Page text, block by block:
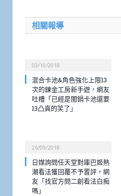
相關報導
03/10/2018
混合卡池&角色強化上限13
次的鍊金工房新手遊，網友
吐槽「已經是闇鍋卡池還要
13凸真的笑了」
26/09/2018
日媒詢問任天堂對庫巴姬熱
潮看法獲回覆不予置評，網
友「找官方問二創看法白痴
嗎」